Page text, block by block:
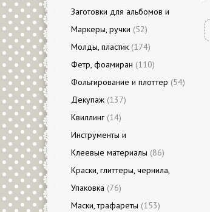
Заготовки для альбомов и
блокнотов(79)
Маркеры, ручки (52)
Молды, пластик (174)
Фетр, фоамиран (110)
Фольгирование и плоттер (54)
Декупаж (137)
Квиллинг (14)
Инструменты и
приспособления(3313)
Клеевые материалы (86)
Краски, глиттеры, чернила,
акценты (421)
Упаковка (76)
Маски, трафареты (153)